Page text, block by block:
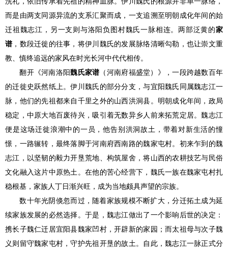
而是由两支同源异流的支系汇聚而成，一支追溯至明朝成化年间的始
迁祖魏志江，另一支则与洛阳负图村魏氏一脉相连。两部泛黄的家
谱，数段迁徙的往事，将伊川魏氏的发展脉络清晰勾勒，也让崇文重
教、慎终追远的家风在时光长河中代代相传。
翻开《河南洛阳魏氏家谱（河南府福盛堂）》，一段跨越数百年
的迁徙史跃然纸上。伊川魏氏的部分分支，与宜阳魏氏同属魏志江一
脉，他们的先祖都来自千里之外的山西洪洞县。明朝成化年间，政局
稳定，中原大地百废待兴，吸引着无数异乡人前来拓荒定居。魏志江
便是这场迁徙浪潮中的一员，他告别洪洞故土，带着对新生活的憧
憬，一路辗转，最终落脚于河南府西南路的魏家屯村。初来乍到的魏
志江，以坚韧的毅力开垦荒地、构筑屋舍，将山西的农耕技艺与民俗
文化融入这片中原热土。在他的苦心经营下，魏氏一族在魏家屯村扎
稳根基，家族人丁日渐兴旺，成为当地颇具声望的宗族。
数十年光阴倏忽而过，随着家族规模不断扩大，分迁拓土成为延
续家族发展的必然选择。于是，魏志江做出了一个影响后世的决定：
携长子魏仁迁居宜阳县魏家凹村，开辟新的家园；而太祖母与次子魏
义则留守魏家屯村，守护先祖开垦的故土。自此，魏志江一脉正式分